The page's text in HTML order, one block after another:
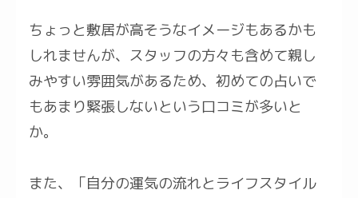
ちょっと敷居が高そうなイメージもあるかも
しれませんが、スタッフの方々も含めて親し
みやすい雰囲気があるため、初めての占いで
もあまり緊張しないという口コミが多いと
か。
また、「自分の運気の流れとライフスタイル